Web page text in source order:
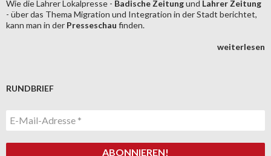
Wie die Lahrer Lokalpresse - Badische Zeitungund Lahrer Zeitung
- über das Thema Migration und Integration in der Stadt berichtet,
kann man in der Presseschau finden.
weiterlesen
RUNDBRIEF